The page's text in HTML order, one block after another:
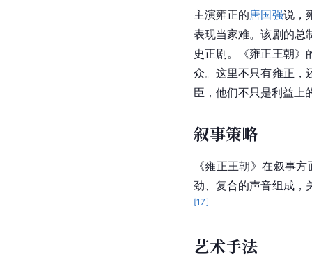
主演雍正的唐国强说，
表现当家难。该剧的总
史正剧。《雍正王朝》
众。这里不只有雍正，
臣，他们不只是利益上
叙事策略
《雍正王朝》在叙事
劲、复合的声音组成，
[17]
艺术手法